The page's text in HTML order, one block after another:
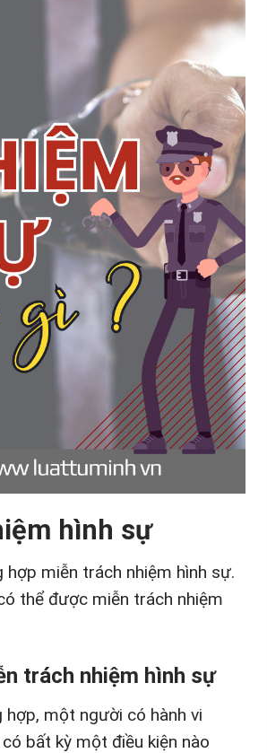
hình sự
miễn trách nhiệm hình sự.
thể được miễn trách nhiệm
trách nhiệm hình sự
một người có hành vi
bất kỳ một điều kiện nào